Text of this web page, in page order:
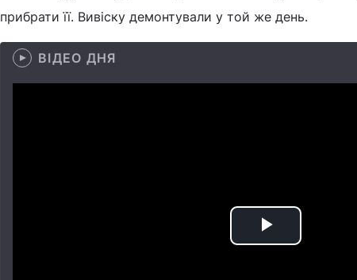
прибрати її. Вивіску демонтували у той же день.
ВІДЕО ДНЯ
Play